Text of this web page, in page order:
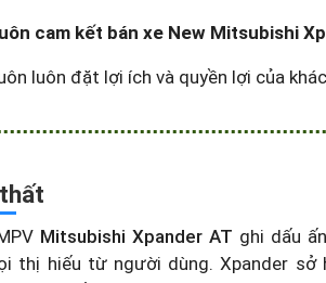
cam kết bán xe New Mitsubishi
luôn đặt lợi ích và quyền lợi của
Mitsubishi Xpander AT ghi dấu
thị hiếu từ người dùng. Xpander